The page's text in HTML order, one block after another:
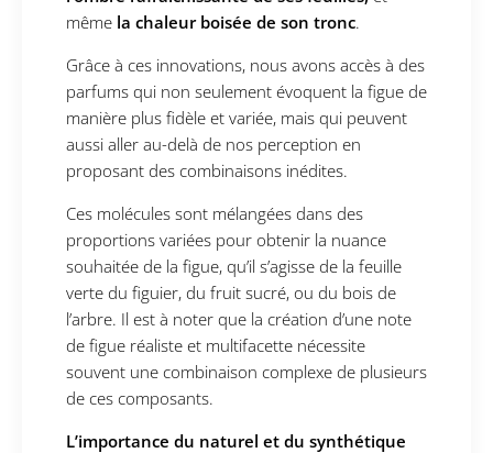
même la chaleur boisée de son tronc.
Grâce à ces innovations, nous avons accès à des
parfums qui non seulement évoquent la figue de
manière plus fidèle et variée, mais qui peuvent
aussi aller au-delà de nos perception en
proposant des combinaisons inédites.
Ces molécules sont mélangées dans des
proportions variées pour obtenir la nuance
souhaitée de la figue, qu’il s’agisse de la feuille
verte du figuier, du fruit sucré, ou du bois de
l’arbre. Il est à noter que la création d’une note
de figue réaliste et multifacette nécessite
souvent une combinaison complexe de plusieurs
de ces composants.
L’importance du naturel et du synthétique